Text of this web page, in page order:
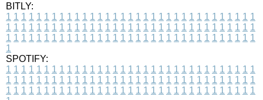
BITLY:
1 1 1 1 1 1 1 1 1 1 1 1 1 1 1 1 1 1 1 1 1 1 1 1 1 1 1 1 1 1 1 1 1
1 1 1 1 1 1 1 1 1 1 1 1 1 1 1 1 1 1 1 1 1 1 1 1 1 1 1 1 1 1 1 1 1
1 1 1 1 1 1 1 1 1 1 1 1 1 1 1 1 1 1 1 1 1 1 1 1 1 1 1 1 1 1 1 1 1
1
SPOTIFY:
1 1 1 1 1 1 1 1 1 1 1 1 1 1 1 1 1 1 1 1 1 1 1 1 1 1 1 1 1 1 1 1 1
1 1 1 1 1 1 1 1 1 1 1 1 1 1 1 1 1 1 1 1 1 1 1 1 1 1 1 1 1 1 1 1 1
1 1 1 1 1 1 1 1 1 1 1 1 1 1 1 1 1 1 1 1 1 1 1 1 1 1 1 1 1 1 1 1 1